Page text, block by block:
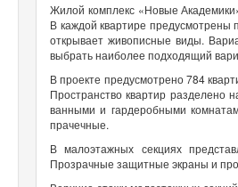
Жилой комплекс «Новые
В каждой квартире предусмотрены
открывает живописные виды.
выбрать наиболее подходящий
В проекте предусмотрено 784
Пространство квартир разделено
ванными и гардеробными
прачечные.
В малоэтажных секциях
Прозрачные защитные экраны и